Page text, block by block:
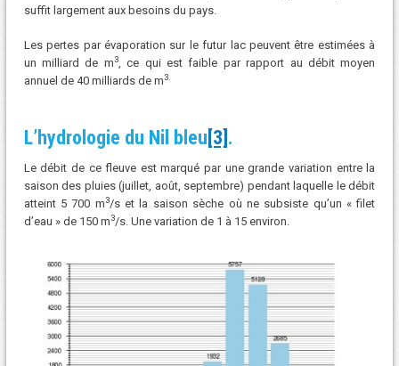
suffit largement aux besoins du pays.
Les pertes par évaporation sur le futur lac peuvent être estimées à
un milliard de m3, ce qui est faible par rapport au débit moyen
annuel de 40 milliards de m3.
L’hydrologie du Nil bleu [3] .
Le débit de ce fleuve est marqué par une grande variation entre la
saison des pluies (juillet, août, septembre) pendant laquelle le débit
atteint 5 700 m3/s et la saison sèche où ne subsiste qu’un « filet
d’eau » de 150 m3/s. Une variation de 1 à 15 environ.